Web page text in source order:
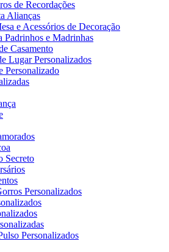
de Recordações
Alianças
e Acessórios de Decoração
Padrinhos e Madrinhas
Casamento
Lugar Personalizados
Personalizado
Secreto
Personalizados
Personalizados